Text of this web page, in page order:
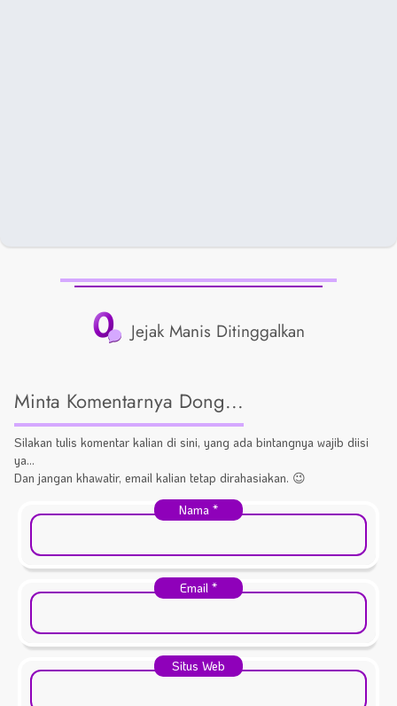
0 Jejak Manis Ditinggalkan
Minta Komentarnya Dong...
Silakan tulis komentar kalian di sini, yang ada bintangnya wajib diisi
ya...
Dan jangan khawatir, email kalian tetap dirahasiakan. 😉
Nama *
Email *
Situs Web